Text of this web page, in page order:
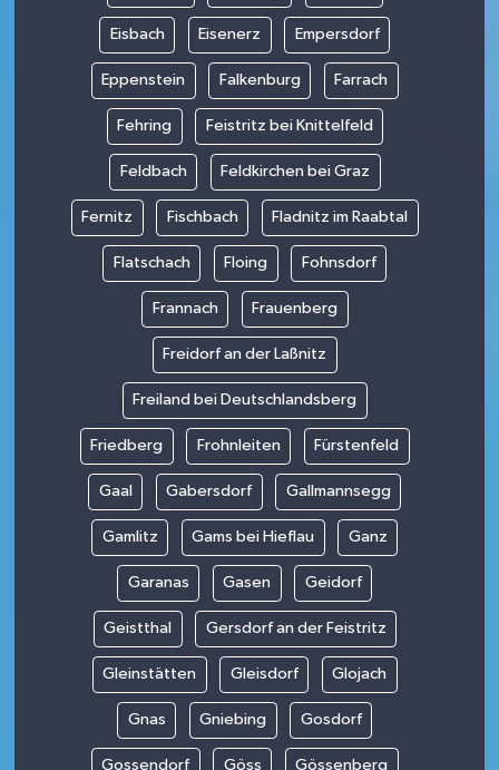
Eisbach Eisenerz Empersdorf
Eppenstein Falkenburg Farrach
Fehring Feistritz bei Knittelfeld
Feldbach Feldkirchen bei Graz
Fernitz Fischbach Fladnitz im Raabtal
Flatschach Floing Fohnsdorf
Frannach Frauenberg
Freidorf an der Laßnitz
Freiland bei Deutschlandsberg
Friedberg Frohnleiten Fürstenfeld
Gaal Gabersdorf Gallmannsegg
Gamlitz Gams bei Hieflau Ganz
Garanas Gasen Geidorf
Geistthal Gersdorf an der Feistritz
Gleinstätten Gleisdorf Glojach
Gnas Gniebing Gosdorf
Gossendorf Göss Gössenberg